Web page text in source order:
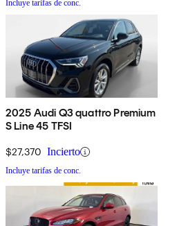
Incluye tarifas de conc.
2025 Audi Q3 quattro Premium
S Line 45 TFSI
$27,370 Incierto
Incluye tarifas de conc.